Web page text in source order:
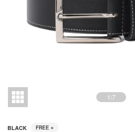
1/7
BLACK FREE ○